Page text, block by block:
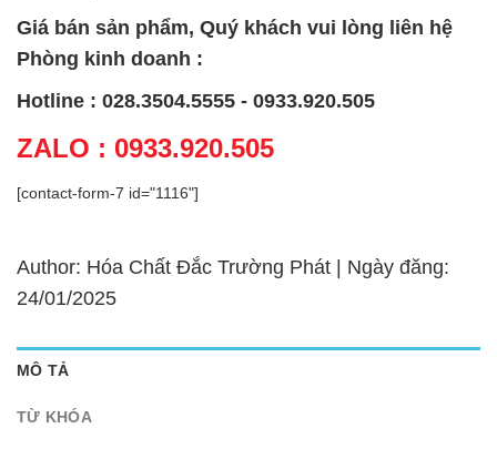
Giá bán sản phẩm, Quý khách vui lòng liên hệ
Phòng kinh doanh :
Hotline : 028.3504.5555 - 0933.920.505
ZALO : 0933.920.505
[contact-form-7 id="1116"]
Author: Hóa Chất Đắc Trường Phát | Ngày đăng:
24/01/2025
MÔ TẢ
TỪ KHÓA